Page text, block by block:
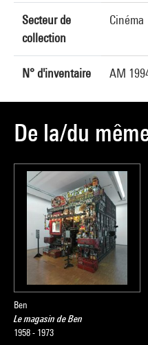
Secteur de
collection
Cinéma
N° d'inventaire AM
De la/du
Ben
Le magasin de Ben
1958 - 1973